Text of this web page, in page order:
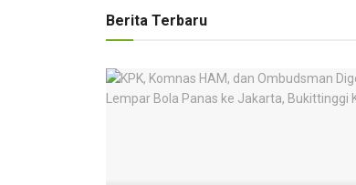
Berita Terbaru